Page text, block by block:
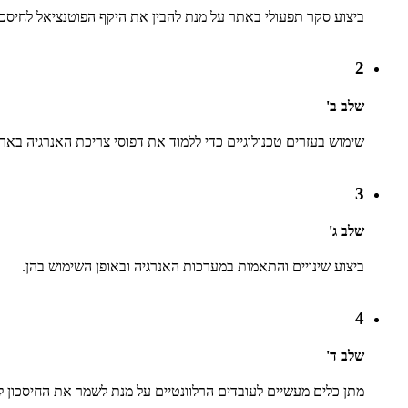
ביצוע סקר תפעולי באתר על מנת להבין את היקף הפוטנציאל
2
שלב ב'
שימוש בעזרים טכנולוגיים כדי ללמוד את דפוסי צריכת האנרגיה
3
שלב ג'
ביצוע שינויים והתאמות במערכות האנרגיה ובאופן השימוש בהן.
4
שלב ד'
מתן כלים מעשיים לעובדים הרלוונטיים על מנת לשמר את החיסכון